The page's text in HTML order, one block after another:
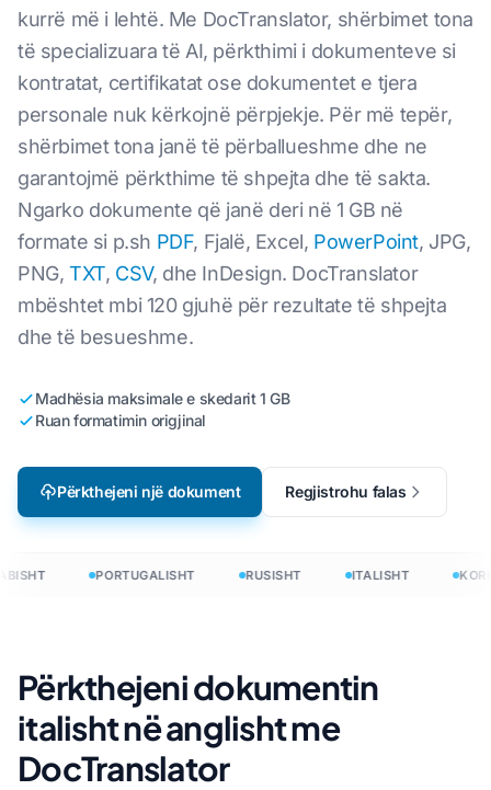
kurrë më i lehtë. Me DocTranslator, shërbimet tona
të specializuara të AI, përkthimi i dokumenteve si
kontratat, certifikatat ose dokumentet e tjera
personale nuk kërkojnë përpjekje. Për më tepër,
shërbimet tona janë të përballueshme dhe ne
garantojmë përkthime të shpejta dhe të sakta.
Ngarko dokumente që janë deri në 1 GB në
formate si p.sh PDF, Fjalë, Excel, PowerPoint, JPG,
PNG, TXT, CSV, dhe InDesign. DocTranslator
mbështet mbi 120 gjuhë për rezultate të shpejta
dhe të besueshme.
Madhësia maksimale e skedarit 1 GB
Ruan formatimin origjinal
Përkthejeni një dokument Regjistrohu falas
PORTUGALISHT RUSISHT ITALISHT
Përkthejeni dokumentin
italisht në anglisht me
DocTranslator